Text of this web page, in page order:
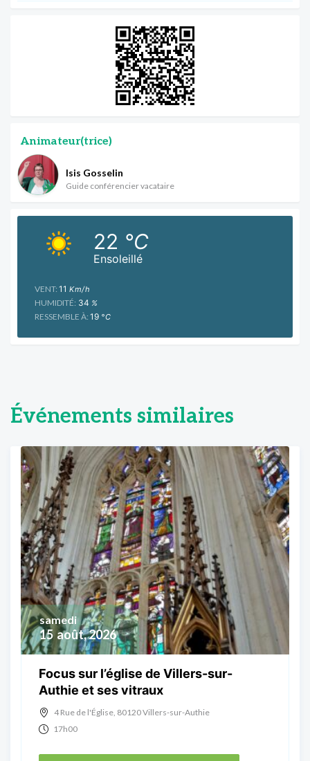
Animateur(trice)
Isis Gosselin
Guide conférencier vacataire
Ensoleillé
22 °C
VENT: 11 Km/h
HUMIDITÉ: 34 %
RESSEMBLE À: 19 °C
Événements similaires
15 août, 2026
samedi
Focus sur l’église de Villers-sur-
Authie et ses vitraux
4 Rue de l'Église, 80120 Villers-sur-Authie
17h00